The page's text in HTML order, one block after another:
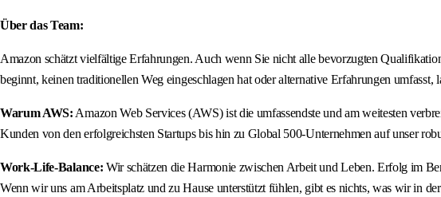
Über das Team:
Amazon schätzt vielfältige Erfahrungen. Auch wenn Sie nicht alle bevorzugten
beginnt, keinen traditionellen Weg eingeschlagen hat oder alternative Erfahrungen umfasst,
Warum AWS: Amazon Web Services (AWS) ist die umfassendste und am weitesten
Kunden von den erfolgreichsten Startups bis hin zu Global 500-Unternehmen auf unser
Work-Life-Balance: Wir schätzen die Harmonie zwischen Arbeit und Leben. Erfolg im
Wenn wir uns am Arbeitsplatz und zu Hause unterstützt fühlen, gibt es nichts, was wir in